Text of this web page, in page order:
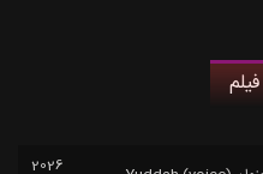
فیلم
2026